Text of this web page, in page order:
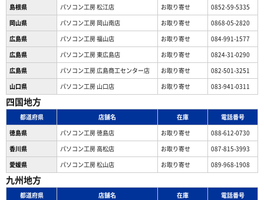
島根県 パソコン工房 松江店 お取り寄せ
0852-59-5335
岡山県
パソコン工房 岡山南店 お取り寄せ
0868-05-2820
広島県
パソコン工房 福山店 お取り寄せ
084-991-1577
広島県
パソコン工房 東広島店 お取り寄せ
0824-31-0290
広島県
パソコン工房 広島商工センター店 お取り寄せ
082-501-3251
山口県
パソコン工房 山口店 お取り寄せ 083-941-0311
四国地方
都道府県 店舗名 在庫
電話番号
徳島県
パソコン工房 徳島店 お取り寄せ
088-612-0730
香川県
パソコン工房 高松店 お取り寄せ
087-815-3993
愛媛県
パソコン工房 松山店 お取り寄せ 089-968-1908
九州地方
都道府県 店舗名 在庫
電話番号